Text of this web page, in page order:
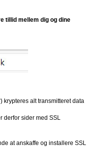
tillid mellem dig og dine
krypteres alt transmitteret data
derfor sider med SSL
at anskaffe og installere SSL